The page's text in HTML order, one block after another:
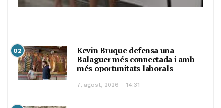
02
Kevin Bruque defensa una
Balaguer més connectada i amb
més oportunitats laborals
7, agost, 2026 - 14:31